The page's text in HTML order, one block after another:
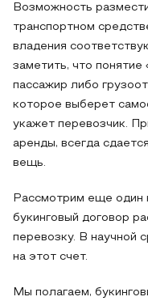
Возможность
транспортном
владения
заметить, что понятие
пассажир либо
которое выберет
укажет перевозчик.
аренды, всегда
вещь.
Рассмотрим еще один
букинговый договор
перевозку. В научной
на этот счет.
Мы полагаем,